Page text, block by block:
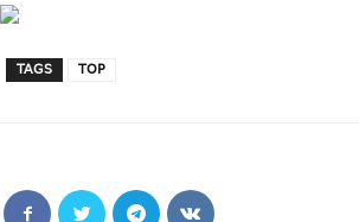
TAGS TOP